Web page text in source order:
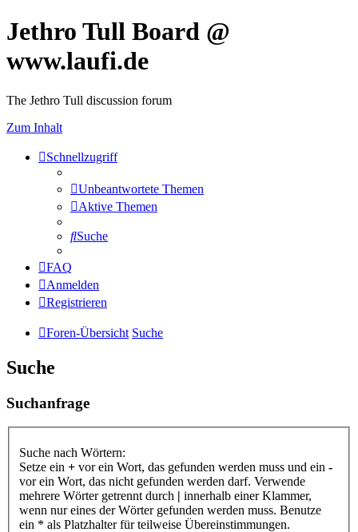
Jethro Tull Board @
www.laufi.de
The Jethro Tull discussion forum
Zum Inhalt
Schnellzugriff
Unbeantwortete Themen
Aktive Themen
Suche
FAQ
Anmelden
Registrieren
Foren-Übersicht Suche
Suche
Suchanfrage
Suche nach Wörtern:
Setze ein + vor ein Wort, das gefunden werden muss und ein -
vor ein Wort, das nicht gefunden werden darf. Verwende
mehrere Wörter getrennt durch | innerhalb einer Klammer,
wenn nur eines der Wörter gefunden werden muss. Benutze
ein * als Platzhalter für teilweise Übereinstimmungen.